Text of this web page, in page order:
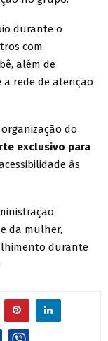
durante o
com
além de
rede de atenção
do
exclusivo para
às
da mulher,
durante